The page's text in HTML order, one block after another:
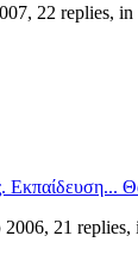
, 22 replies,
2006, 21 replies,